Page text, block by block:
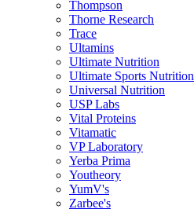
Thompson
Thorne Research
Trace
Ultamins
Ultimate Nutrition
Ultimate Sports Nutrition
Universal Nutrition
USP Labs
Vital Proteins
Vitamatic
VP Laboratory
Yerba Prima
Youtheory
YumV's
Zarbee's